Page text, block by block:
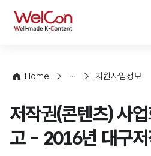
WelCon
Home
사
청
지원사업정보
저작권(콘텐츠) 사
고 - 2016년 대구저